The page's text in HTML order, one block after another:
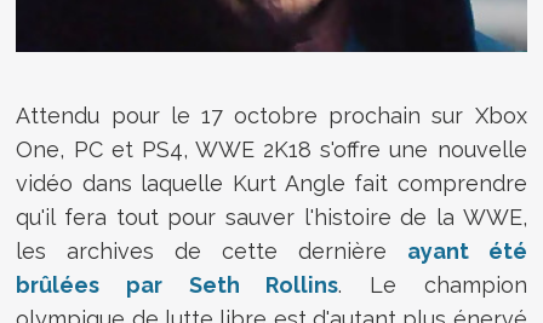
Attendu pour le 17 octobre prochain sur Xbox
One, PC et PS4, WWE 2K18 s'offre une nouvelle
vidéo dans laquelle Kurt Angle fait comprendre
qu'il fera tout pour sauver l'histoire de la WWE,
les archives de cette dernière ayant été
brûlées par Seth Rollins. Le champion